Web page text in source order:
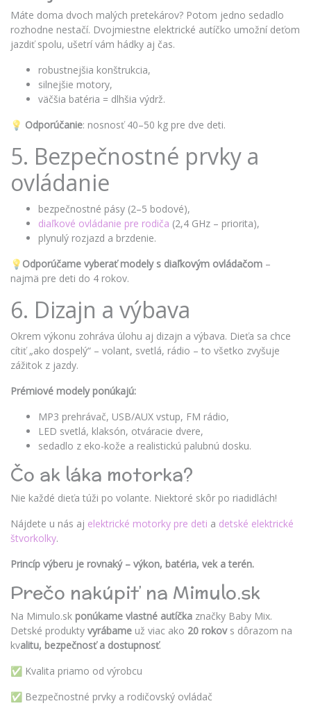
Máte doma dvoch malých pretekárov? Potom jedno sedadlo
rozhodne nestačí. Dvojmiestne elektrické autíčko umožní deťom
jazdiť spolu, ušetrí vám hádky aj čas.
robustnejšia konštrukcia,
silnejšie motory,
väčšia batéria = dlhšia výdrž.
💡 Odporúčanie: nosnosť 40–50 kg pre dve deti.
5. Bezpečnostné prvky a
ovládanie
bezpečnostné pásy (2–5 bodové),
diaľkové ovládanie pre rodiča (2,4 GHz – priorita),
plynulý rozjazd a brzdenie.
💡 Odporúčame vyberať modely s diaľkovým ovládačom –
najmä pre deti do 4 rokov.
6. Dizajn a výbava
Okrem výkonu zohráva úlohu aj dizajn a výbava. Dieťa sa chce
cítiť „ako dospelý“ – volant, svetlá, rádio – to všetko zvyšuje
zážitok z jazdy.
Prémiové modely ponúkajú:
MP3 prehrávač, USB/AUX vstup, FM rádio,
LED svetlá, klaksón, otváracie dvere,
sedadlo z eko-kože a realistickú palubnú dosku.
Čo ak láka motorka?
Nie každé dieťa túži po volante. Niektoré skôr po riadidlách!
Nájdete u nás aj elektrické motorky pre deti a detské elektrické
štvorkolky.
Princíp výberu je rovnaký – výkon, batéria, vek a terén.
Prečo nakúpiť na Mimulo.sk
Na Mimulo.sk ponúkame vlastné autíčka značky Baby Mix.
Detské produkty vyrábame už viac ako 20 rokovs dôrazom na
kvalitu, bezpečnosť a dostupnosť.
✅ Kvalita priamo od výrobcu
✅ Bezpečnostné prvky a rodičovský ovládač